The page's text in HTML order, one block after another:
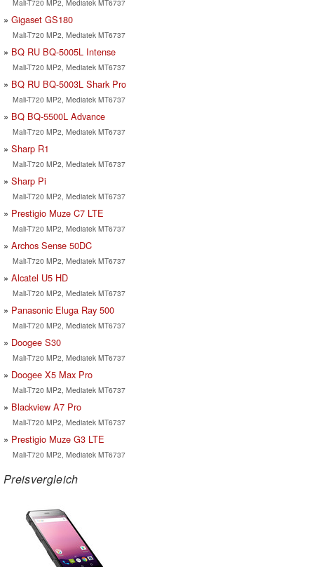
Mali-T720 MP2, Mediatek MT6737
Gigaset GS180
Mali-T720 MP2, Mediatek MT6737
BQ RU BQ-5005L Intense
Mali-T720 MP2, Mediatek MT6737
BQ RU BQ-5003L Shark Pro
Mali-T720 MP2, Mediatek MT6737
BQ BQ-5500L Advance
Mali-T720 MP2, Mediatek MT6737
Sharp R1
Mali-T720 MP2, Mediatek MT6737
Sharp Pi
Mali-T720 MP2, Mediatek MT6737
Prestigio Muze C7 LTE
Mali-T720 MP2, Mediatek MT6737
Archos Sense 50DC
Mali-T720 MP2, Mediatek MT6737
Alcatel U5 HD
Mali-T720 MP2, Mediatek MT6737
Panasonic Eluga Ray 500
Mali-T720 MP2, Mediatek MT6737
Doogee S30
Mali-T720 MP2, Mediatek MT6737
Doogee X5 Max Pro
Mali-T720 MP2, Mediatek MT6737
Blackview A7 Pro
Mali-T720 MP2, Mediatek MT6737
Prestigio Muze G3 LTE
Mali-T720 MP2, Mediatek MT6737
Preisvergleich